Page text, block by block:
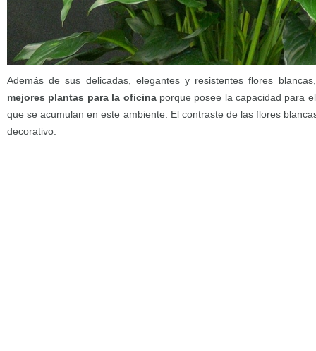
Además de sus delicadas, elegantes y resistentes flores blancas,
mejores plantas para la oficinaporque posee la capacidad para
que se acumulan en este ambiente. El contraste de las flores
decorativo.